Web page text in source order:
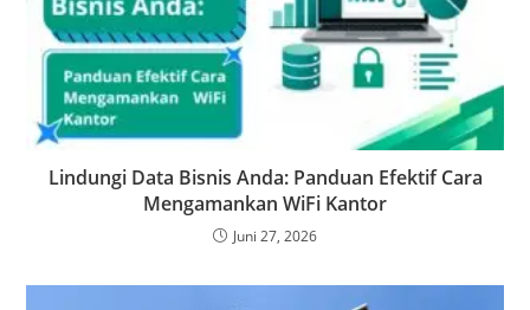
Lindungi Data Bisnis Anda: Panduan Efektif Cara
Mengamankan WiFi Kantor
Juni 27, 2026